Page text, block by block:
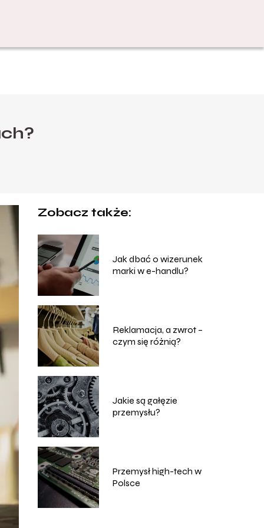
Zobacz także:
Jak dbać o wizerunek
marki w e-handlu?
Reklamacja, a zwrot –
czym się różnią?
Jakie są gałęzie
przemysłu?
Przemysł high-tech w
Polsce